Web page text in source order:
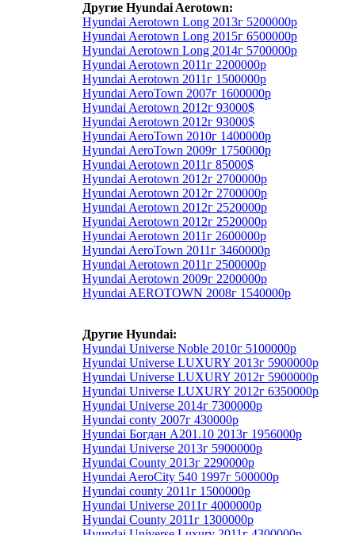
Другие Hyundai Aerotown:
Hyundai Aerotown Long 2013г 5200000р
Hyundai Aerotown Long 2015г 6500000р
Hyundai Aerotown Long 2014г 5700000р
Hyundai Aerotown 2011г 2200000р
Hyundai Aerotown 2011г 1500000р
Hyundai AeroTown 2007г 1600000р
Hyundai Aerotown 2012г 93000$
Hyundai Aerotown 2012г 93000$
Hyundai AeroTown 2010г 1400000р
Hyundai AeroTown 2009г 1750000р
Hyundai Aerotown 2011г 85000$
Hyundai Aerotown 2012г 2700000р
Hyundai Aerotown 2012г 2700000р
Hyundai Aerotown 2012г 2520000р
Hyundai Aerotown 2012г 2520000р
Hyundai Aerotown 2011г 2600000р
Hyundai AeroTown 2011г 3460000р
Hyundai Aerotown 2011г 2500000р
Hyundai Aerotown 2009г 2200000р
Hyundai AEROTOWN 2008г 1540000р
Другие Hyundai:
Hyundai Universe Noble 2010г 5100000р
Hyundai Universe LUXURY 2013г 5900000р
Hyundai Universe LUXURY 2012г 5900000р
Hyundai Universe LUXURY 2012г 6350000р
Hyundai Universe 2014г 7300000р
Hyundai conty 2007г 430000р
Hyundai Богдан А201.10 2013г 1956000р
Hyundai Universe 2013г 5900000р
Hyundai County 2013г 2290000р
Hyundai AeroCity 540 1997г 500000р
Hyundai county 2011г 1500000р
Hyundai Universe 2011г 4000000р
Hyundai County 2011г 1300000р